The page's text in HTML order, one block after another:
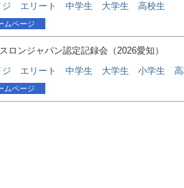
ジ エリート 中学生 大学生 高校生
ムページ
ロンジャパン認定記録会（2026愛知）
ジ エリート 中学生 大学生 小学生
ムページ